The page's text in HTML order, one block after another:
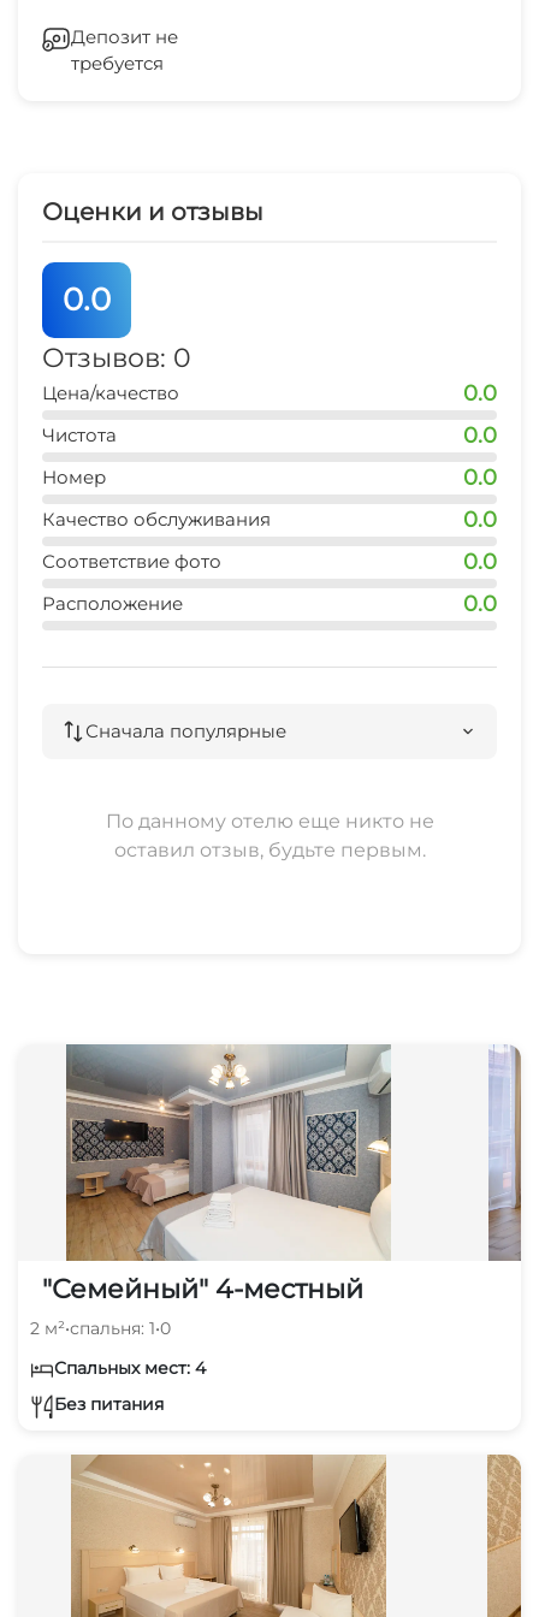
подогревом
Сейф
Пляжные зонтики
Депозит не
требуется
Оценки и отзывы
0.0
Отзывов: 0
Цена/качество 0.0
Чистота 0.0
Номер 0.0
Качество обслуживания 0.0
Соответствие фото 0.0
Расположение 0.0
Сначала популярные
По данному отелю еще никто не
оставил отзыв, будьте первым.
"Семейный" 4-местный
2 м²•спальня: 1•0
Спальных мест: 4
Без питания